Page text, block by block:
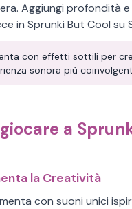
Aggiungi profondità e
in Sprunki But Cool su
con effetti sottili per
sonora più
a
la Creatività
con suoni unici